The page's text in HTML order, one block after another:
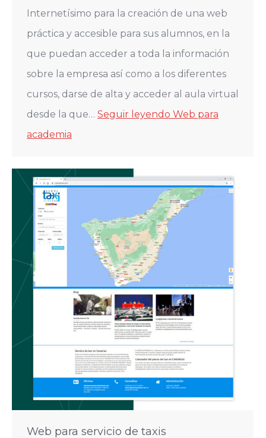
Internetísimo para la creación de una web
práctica y accesible para sus alumnos, en la
que puedan acceder a toda la información
sobre la empresa así como a los diferentes
cursos, darse de alta y acceder al aula virtual
desde la que… Seguir leyendo Web para
academia
Web para servicio de taxis